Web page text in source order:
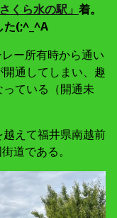
くら水の駅」 着。
た(;^_^A
ー所有時から通い
通してしまい、趣
ている（開通未
えて福井県南越前
道である。